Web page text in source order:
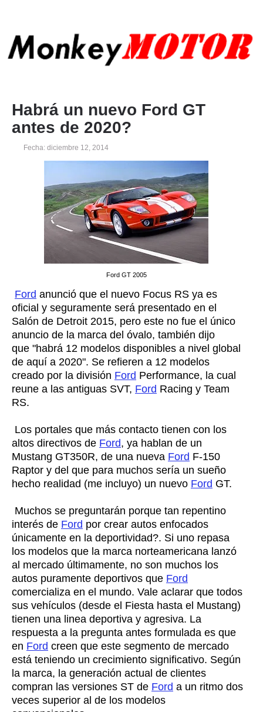
Habrá un nuevo Ford GT
antes de 2020?
Fecha: diciembre 12, 2014
Ford GT 2005
Ford anunció que el nuevo Focus RS ya es
oficial y seguramente será presentado en el
Salón de Detroit 2015, pero este no fue el único
anuncio de la marca del óvalo, también dijo
que "habrá 12 modelos disponibles a nivel global
de aquí a 2020". Se refieren a 12 modelos
creado por la división Ford Performance, la cual
reune a las antiguas SVT, Ford Racing y Team
RS.
Los portales que más contacto tienen con los
altos directivos de Ford, ya hablan de un
Mustang GT350R, de una nueva Ford F-150
Raptor y del que para muchos sería un sueño
hecho realidad (me incluyo) un nuevo Ford GT.
Muchos se preguntarán porque tan repentino
interés de Ford por crear autos enfocados
únicamente en la deportividad?. Si uno repasa
los modelos que la marca norteamericana lanzó
al mercado últimamente, no son muchos los
autos puramente deportivos que Ford
comercializa en el mundo. Vale aclarar que todos
sus vehículos (desde el Fiesta hasta el Mustang)
tienen una linea deportiva y agresiva. La
respuesta a la pregunta antes formulada es que
en Ford creen que este segmento de mercado
está teniendo un crecimiento significativo. Según
la marca, la generación actual de clientes
compran las versiones ST de Ford a un ritmo dos
veces superior al de los modelos